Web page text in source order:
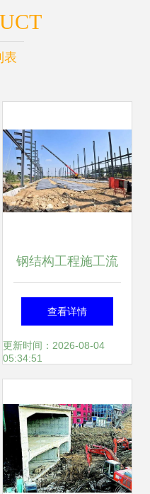
表
钢结构工程施工流
程及安全管理注意
事项
查看详情
更新时间：2026-08-04
05:34:51